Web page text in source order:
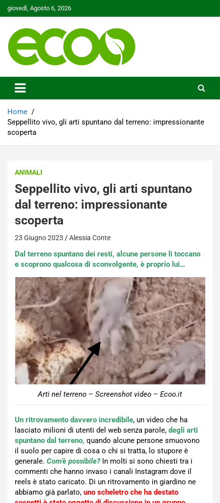
Skip
to
giovedì, Agosto 6, 2026
Ecoo.it
Home
Seppellito vivo, gli arti spuntano dal terreno: impressionante
scoperta
ANIMALI
Seppellito vivo, gli arti spuntano
dal terreno: impressionante
scoperta
23 Giugno 2023 Alessia Conte
Dal terreno spuntano dei resti, alcune persone li toccano
e scoprono qualcosa di sconvolgente, è proprio lui…
Arti nel terreno – Screenshot video – Ecoo.it
Un ritrovamento davvero incredibile, un video che ha
lasciato milioni di utenti del web senza parole, degli arti
spuntano dal terreno, quando alcune persone smuovono
il suolo per capire di cosa o chi si tratta, lo stupore è
generale. Com’è possibile?In molti si sono chiesti tra i
commenti che hanno invaso i canali Instagram dove il
reels è stato caricato. Di un ritrovamento in giardino ne
abbiamo già parlato, uno scheletro che ha destato